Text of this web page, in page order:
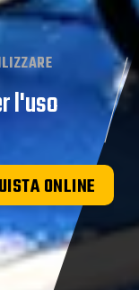
ONLINE
l'uso